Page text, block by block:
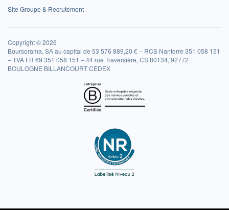
Site Groupe & Recrutement
Copyright © 2026
Boursorama, SA au capital de 53 576 889,20 € – RCS Nanterre 351 058 151
– TVA FR 69 351 058 151 – 44 rue Traversière, CS 80134, 92772
BOULOGNE BILLANCOURT CEDEX